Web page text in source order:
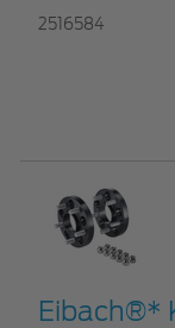
2516584
Eibach®*